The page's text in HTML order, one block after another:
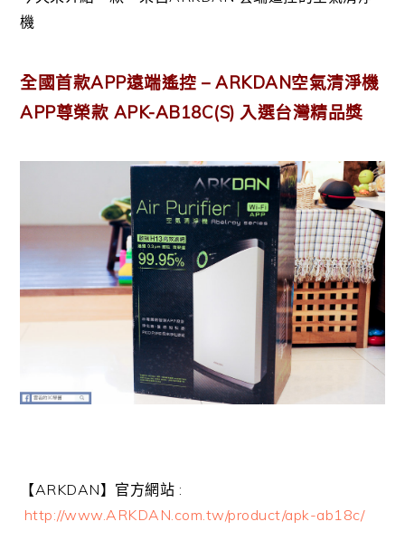
機
全國首款APP遠端遙控 – ARKDAN空氣清淨機
APP尊榮款 APK-AB18C(S) 入選台灣精品獎
【ARKDAN】官方網站 :
http://www.ARKDAN.com.tw/product/apk-ab18c/